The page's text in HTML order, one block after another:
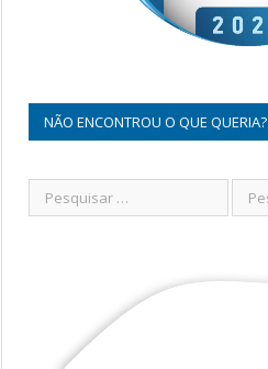
NÃO ENCONTROU O QUE QUERIA?